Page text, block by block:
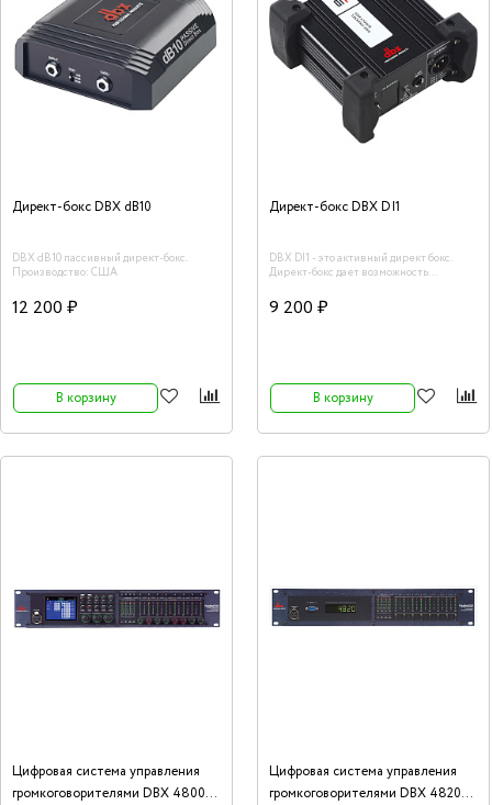
Директ-бокс DBX dB10
DBX dB10 пассивный директ-бокс.
Производство: США
12 200 ₽
В корзину
Директ-бокс DBX DI1
DBX DI1 - это активный директ бокс.
Директ-бокс дает возможность
инструментов с микшером. Например,
при подключении электрогитары
инструмента очень важно при его
усилении или звукозаписи. Стальная
конструкция устройства гарантирует
продолжительный период эксплуатации
использовании, включая туровую и
9 200 ₽
В корзину
Цифровая сиcтема управления
громкоговорителями DBX 4800
Цифровая сиcтема управления
громкоговорителями DBX 4820